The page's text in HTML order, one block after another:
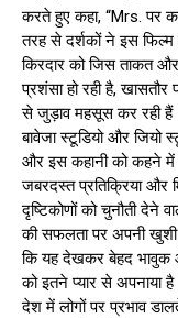
करते हुए कहा, “Mrs. पर
तरह से दर्शकों ने इस
किरदार को जिस ताकत
प्रशंसा हो रही है,
से जुड़ाव महसूस कर रही हैं।
बावेजा स्टूडियो और जियो
और इस कहानी को कहने में
जबरदस्त प्रतिक्रिया और
दृष्टिकोणों को चुनौती देने
की सफलता पर अपनी खुशी
कि यह देखकर बेहद भावुक
को इतने प्यार से अपनाया
देश में लोगों पर प्रभाव